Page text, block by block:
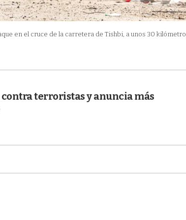
en el cruce de la carretera de Tishbi, a unos 30
terroristas y anuncia más